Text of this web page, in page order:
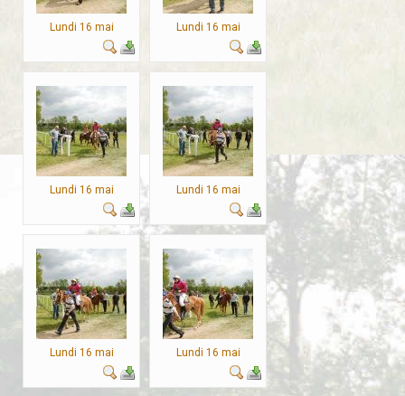
Lundi 16 mai Lundi 16 mai
Lundi 16 mai Lundi 16 mai
Lundi 16 mai Lundi 16 mai